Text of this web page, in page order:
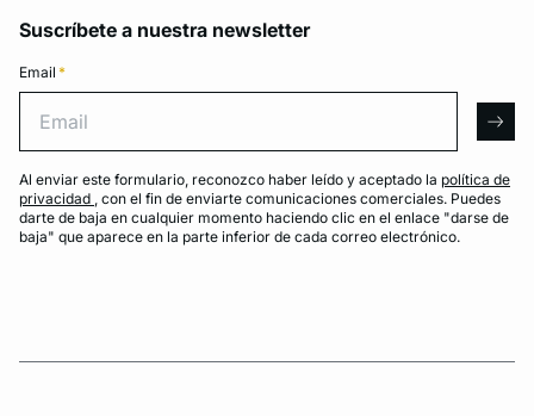
Suscríbete a nuestra newsletter
Email *
Al enviar este formulario, reconozco haber leído y aceptado la política de
privacidad , con el fin de enviarte comunicaciones comerciales. Puedes
darte de baja en cualquier momento haciendo clic en el enlace "darse de
baja" que aparece en la parte inferior de cada correo electrónico.